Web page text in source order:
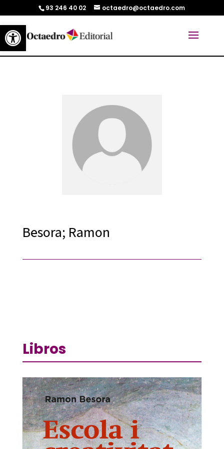
Abrir barra de herramientas
93 246 40 02 octaedro@octaedro.com
Besora; Ramon
Libros